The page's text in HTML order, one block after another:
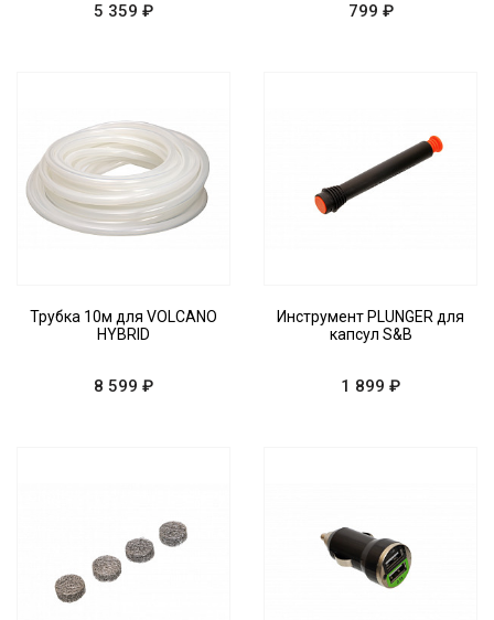
5 359 ₽ 799 ₽
Трубка 10м для VOLCANO
HYBRID
8 599 ₽
Инструмент PLUNGER для
капсул S&B
1 899 ₽